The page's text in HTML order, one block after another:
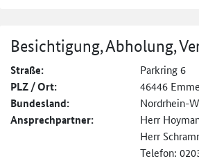
Besichtigung, Abholung,
Straße: Parkring 6
PLZ / Ort: 46446
Bundesland: Nordrhein-
Ansprechpartner:
Herr
Herr
Telefon: